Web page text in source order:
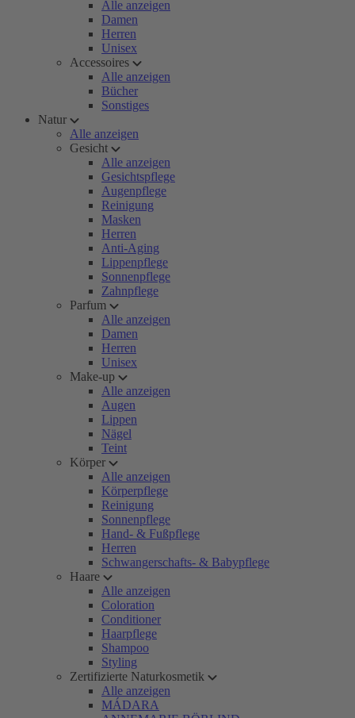
Alle anzeigen
Damen
Herren
Unisex
Accessoires
Alle anzeigen
Bücher
Sonstiges
Natur
Alle anzeigen
Gesicht
Alle anzeigen
Gesichtspflege
Augenpflege
Reinigung
Masken
Herren
Anti-Aging
Lippenpflege
Sonnenpflege
Zahnpflege
Parfum
Alle anzeigen
Damen
Herren
Unisex
Make-up
Alle anzeigen
Augen
Lippen
Nägel
Teint
Körper
Alle anzeigen
Körperpflege
Reinigung
Sonnenpflege
Hand- & Fußpflege
Herren
Schwangerschafts- & Babypflege
Haare
Alle anzeigen
Coloration
Conditioner
Haarpflege
Shampoo
Styling
Zertifizierte Naturkosmetik
Alle anzeigen
MÁDARA